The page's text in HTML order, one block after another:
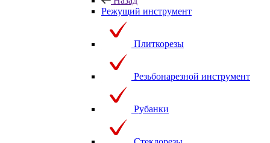
Режущий инструмент
Плиткорезы
Резьбонарезной инструмент
Рубанки